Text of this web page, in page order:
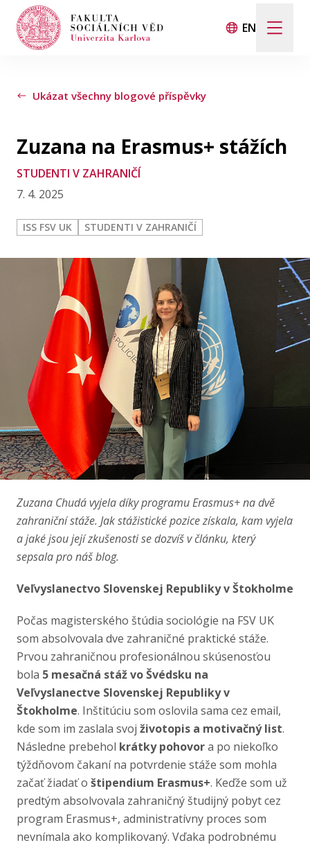
EN
KONTAKT
FSV UK
Ukázat všechny blogové příspěvky
Zuzana na Erasmus+ stážích
STUDENTI V ZAHRANIČÍ
7. 4. 2025
ISS FSV UK STUDENTI V ZAHRANIČÍ
Zuzana Chudá vyjela díky programu Erasmus+ na dvě
zahraniční stáže. Jak stážistické pozice získala, kam vyjela
a jaké jsou její zkušenosti se dozvíš v článku, který
sepsala pro náš blog.
Veľvyslanectvo Slovenskej Republiky v Štokholme
Počas magisterského štúdia sociológie na FSV UK
som absolvovala dve zahraničné praktické stáže.
Prvou zahraničnou profesionálnou skúsenosťou
bola 5 mesačná stáž vo Švédsku na
Veľvyslanectve Slovenskej Republiky v
Štokholme. Inštitúciu som oslovila sama cez email,
kde som im zaslala svoj životopis a motivačný list.
Následne prebehol krátky pohovora po niekoľko
týždňovom čakaní na potvrdenie stáže som mohla
začať žiadať o štipendium Erasmus+. Keďže som už
predtým absolvovala zahraničný študijný pobyt cez
program Erasmus+, administratívny proces som
nevnímala ako komplikovaný. Vďaka podrobnému